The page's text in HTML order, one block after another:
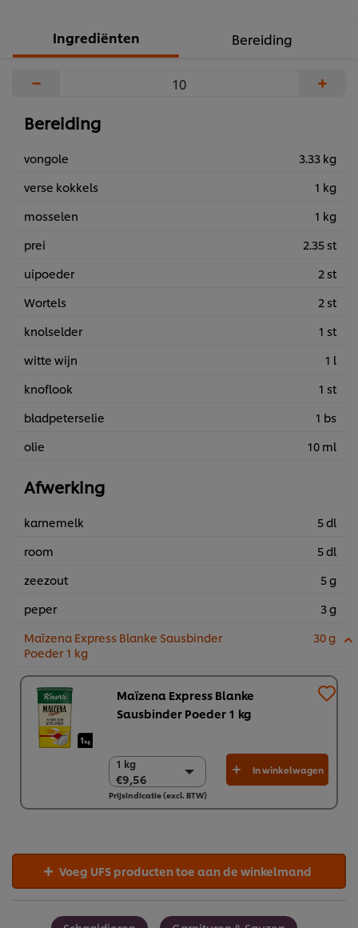
Ingrediënten Bereiding
− +
Bereiding
vongole
3.33 kg
verse kokkels
1 kg
mosselen
1 kg
prei
2.35 st
uipoeder
2 st
Wortels
2 st
knolselder
1 st
witte wijn
1 l
knoflook
1 st
bladpeterselie
1 bs
olie
10 ml
Afwerking
karnemelk
5 dl
room
5 dl
zeezout
5 g
peper
3 g
Maïzena Express Blanke Sausbinder
Poeder 1 kg
30 g
Maïzena Express Blanke
Sausbinder Poeder 1 kg
1 kg
€9,56
1 kg
€9,56
6 x 1 kg
In winkelwagen
Prijsindicatie (excl. BTW)
Voeg UFS producten toe aan de winkelmand